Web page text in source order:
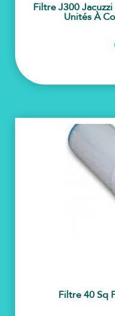
Filtre J300
Unités À
Filtre 40 Sq